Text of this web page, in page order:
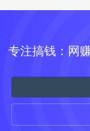
专注搞钱：网